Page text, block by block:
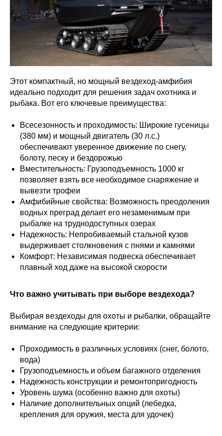
Этот компактный, но мощный вездеход-амфибия
идеально подходит для решения задач охотника и
рыбака. Вот его ключевые преимущества:
Всесезонность и проходимость: Широкие гусеницы
(380 мм) и мощный двигатель (30 л.с.)
обеспечивают уверенное движение по снегу,
болоту, песку и бездорожью
Вместительность: Грузоподъемность 1000 кг
позволяет взять все необходимое снаряжение и
вывезти трофеи
Амфибийные свойства: Возможность преодоления
водных преград делает его незаменимым при
рыбалке на труднодоступных озерах
Надежность: Непробиваемый стальной кузов
выдерживает столкновения с пнями и камнями
Комфорт: Независимая подвеска обеспечивает
плавный ход даже на высокой скорости
Что важно учитывать при выборе вездехода?
Выбирая вездеходы для охоты и рыбалки, обращайте
внимание на следующие критерии:
Проходимость в различных условиях (снег, болото,
вода)
Грузоподъемность и объем багажного отделения
Надежность конструкции и ремонтопригодность
Уровень шума (особенно важно для охоты)
Наличие дополнительных опций (лебедка,
крепления для оружия, места для удочек)